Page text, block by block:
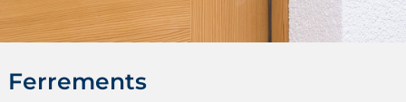
Ferrements